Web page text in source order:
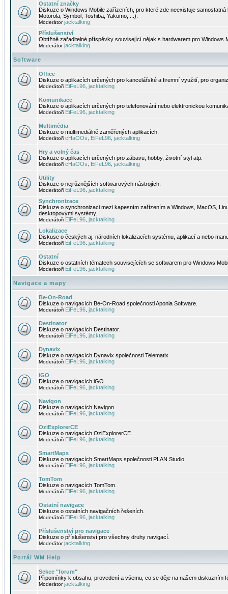
Ostatní značky
Diskuze o Windows Mobile zařízeních, pro které zde neexistuje
Motorola, Symbol, Toshiba, Yakumo, ...).
Moderátorjacktalking
Příslušenství
Obtížně zařaditelné příspěvky související nějak s hardwarem pro Windows
Moderátorjacktalking
Software
Office
Diskuze o aplikacích určených pro kancelářské a firemní využití, pro
Moderátoři EiFeL96 jacktalking
Komunikace
Diskuze o aplikacích určených pro telefonování nebo elektronickou
Moderátoři EiFeL96 jacktalking
Multimédia
Diskuze o multimediálně zaměřených aplikacích.
Moderátoři cHaOOs EiFeL96 jacktalking
Hry a volný čas
Diskuze o aplikacích určených pro zábavu, hobby, životní styl atp.
Moderátoři cHaOOs EiFeL96 jacktalking
Utility
Diskuze o nejrůznějších softwarových nástrojích.
Moderátoři EiFeL96 jacktalking
Synchronizace
Diskuze o synchronizaci mezi kapesním zařízením a Windows, MacOS,
desktopovými systémy.
Moderátoři EiFeL96 jacktalking
Lokalizace
Diskuse o českých aj. národních lokalizacích systému, aplikací a nebo
Moderátoři EiFeL96 jacktalking
Ostatní
Diskuze o ostatních tématech souvisejících se softwarem pro Windows
Moderátoři EiFeL96 jacktalking
Navigace a mapy
Be-On-Road
Diskuze o navigacích Be-On-Road společnosti Aponia Software.
Moderátoři EiFeL96 jacktalking
Destinator
Diskuze o navigacích Destinator.
Moderátoři EiFeL96 jacktalking
Dynavix
Diskuze o navigacích Dynavix společnosti Telematix.
Moderátoři EiFeL96 jacktalking
iGO
Diskuze o navigacích iGO.
Moderátoři EiFeL96 jacktalking
Navigon
Diskuze o navigacích Navigon.
Moderátoři EiFeL96 jacktalking
OziExplorerCE
Diskuze o navigacích OziExplorerCE.
Moderátoři EiFeL96 jacktalking
SmartMaps
Diskuze o navigacích SmartMaps společnosti PLAN Studio.
Moderátoři EiFeL96 jacktalking
TomTom
Diskuze o navigacích TomTom.
Moderátoři EiFeL96 jacktalking
Ostatní navigace
Diskuze o ostatních navigačních řešeních.
Moderátoři EiFeL96 jacktalking
Příslušenství pro navigace
Diskuze o příslušenství pro všechny druhy navigací.
Moderátorjacktalking
Portál WM Help
Sekce "forum"
Připomínky k obsahu, provedení a všemu, co se děje na našem diskuzním
Moderátorjacktalking